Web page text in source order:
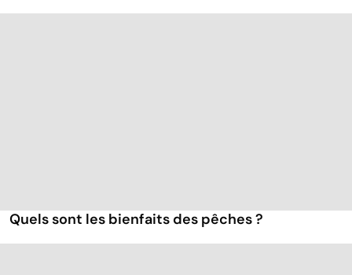
Quels sont les bienfaits des pêches ?